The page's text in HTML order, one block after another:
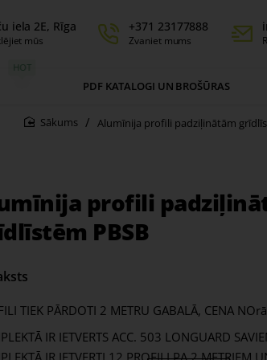
iela 2E, Rīga
mūs
+371 23177888
Zvaniet mums
HOT
PDF KATALOGI UN BROŠŪRAS
Alumīnija profili padziļinātām
profili
PBSB
TIEK PĀRDOTI 2 METRU GABALĀ, CENA
IR IETVERTS ACC. 503 LONGUARD
IR IETVERTI 12 PROFILI PA 2 METRIEM